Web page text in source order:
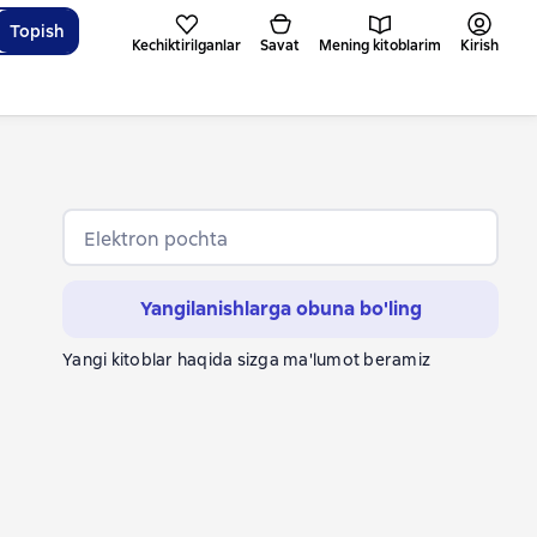
Topish
Kechiktirilganlar Savat Mening kitoblarim Kirish
Elektron pochta
Yangilanishlarga obuna bo'ling
Yangi kitoblar haqida sizga ma'lumot beramiz